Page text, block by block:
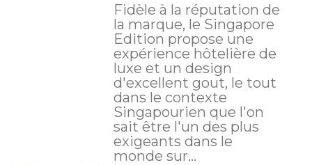
Fidèle à la réputation de
la marque, le Singapore
Edition propose une
expérience hôtelière de
luxe et un design
d'excellent gout, le tout
dans le contexte
Singapourien que l'on
sait être l'un des plus
exigeants dans le
monde sur...